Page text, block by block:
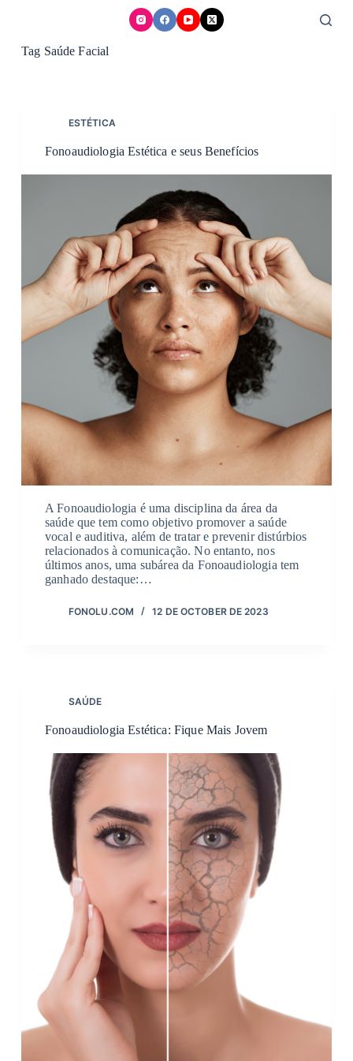
Tag Saúde Facial
ESTÉTICA
Fonoaudiologia Estética e seus Benefícios
A Fonoaudiologia é uma disciplina da área da
saúde que tem como objetivo promover a saúde
vocal e auditiva, além de tratar e prevenir distúrbios
relacionados à comunicação. No entanto, nos
últimos anos, uma subárea da Fonoaudiologia tem
ganhado destaque:…
FONOLU.COM 12 DE OCTOBER DE 2023
SAÚDE
Fonoaudiologia Estética: Fique Mais Jovem